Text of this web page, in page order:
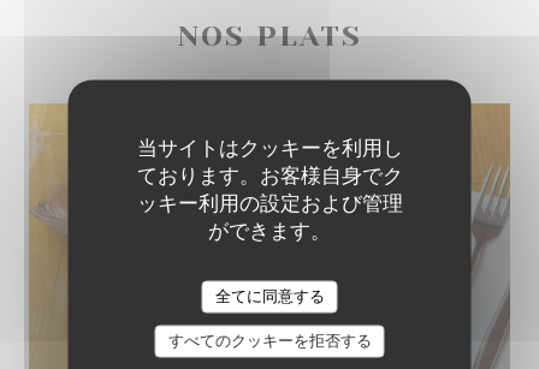
当サイトはクッキーを利用し
ております。お客様自身でク
ッキー利用の設定および管理
ができます。
全てに同意する
すべてのクッキーを拒否する
NOS PLATS
PETIT NUAGE